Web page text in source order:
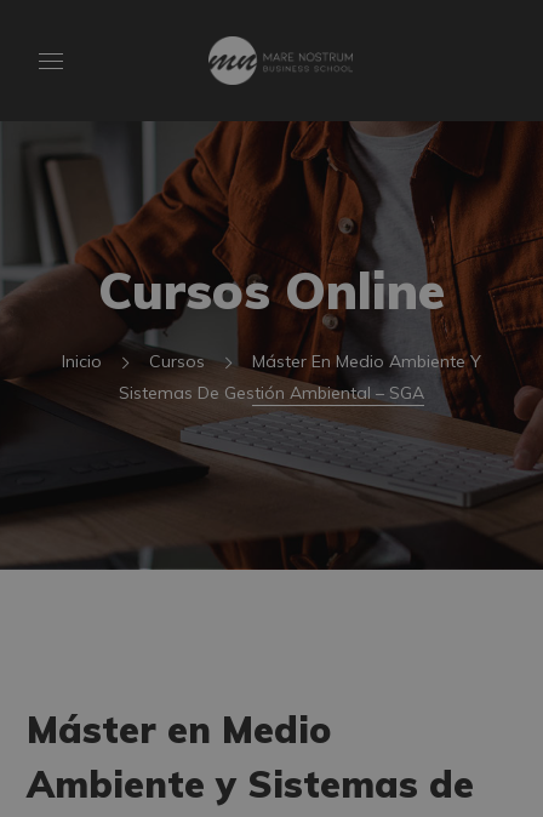
Cursos Online
Inicio Cursos
Máster En Medio Ambiente Y
Sistemas De Gestión Ambiental – SGA
Máster en Medio
Ambiente y Sistemas de